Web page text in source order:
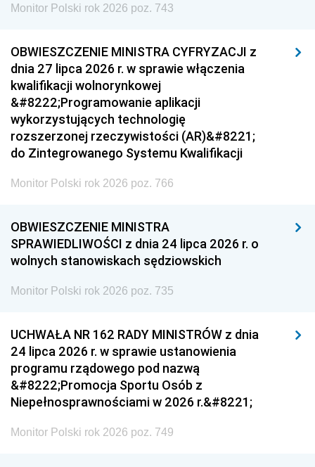
Monitor Polski rok 2026 poz. 743
OBWIESZCZENIE MINISTRA CYFRYZACJI z
dnia 27 lipca 2026 r. w sprawie włączenia
kwalifikacji wolnorynkowej
&#8222;Programowanie aplikacji
wykorzystujących technologię
rozszerzonej rzeczywistości (AR)&#8221;
do Zintegrowanego Systemu Kwalifikacji
Monitor Polski rok 2026 poz. 766
OBWIESZCZENIE MINISTRA
SPRAWIEDLIWOŚCI z dnia 24 lipca 2026 r. o
wolnych stanowiskach sędziowskich
Monitor Polski rok 2026 poz. 735
UCHWAŁA NR 162 RADY MINISTRÓW z dnia
24 lipca 2026 r. w sprawie ustanowienia
programu rządowego pod nazwą
&#8222;Promocja Sportu Osób z
Niepełnosprawnościami w 2026 r.&#8221;
Monitor Polski rok 2026 poz. 749